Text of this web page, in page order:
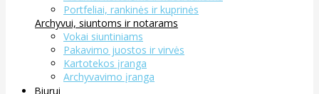
Portfeliai, rankinės ir kuprinės
Archyvui, siuntoms ir notarams
Vokai siuntiniams
Pakavimo juostos ir virvės
Kartotekos įranga
Archyvavimo įranga
Biurui